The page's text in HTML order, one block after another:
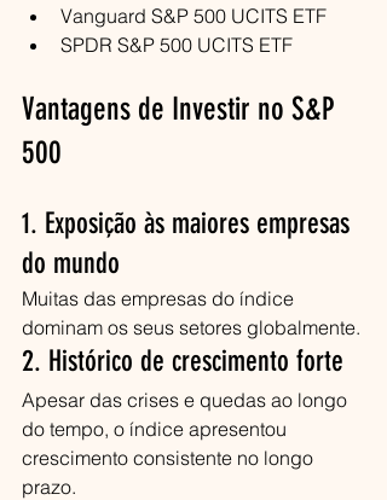
Vanguard S&P 500 UCITS ETF
SPDR S&P 500 UCITS ETF
Vantagens de Investir no S&P
500
1. Exposição às maiores empresas
do mundo
Muitas das empresas do índice
dominam os seus setores globalmente.
2. Histórico de crescimento forte
Apesar das crises e quedas ao longo
do tempo, o índice apresentou
crescimento consistente no longo
prazo.